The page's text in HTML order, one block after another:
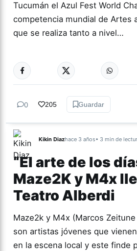
Tucumán el Azul Fest World
competencia mundial de Artes
que se realiza tanto a nivel…
ESPECTÁCULOS
0 205 Guardar
Kikin Diazhace 3 años• 3 min de
“El arte de los
Maze2K y M4x
Teatro Alberdi
Maze2k y M4x (Marcos
son artistas jóvenes que
en la escena local y este finde